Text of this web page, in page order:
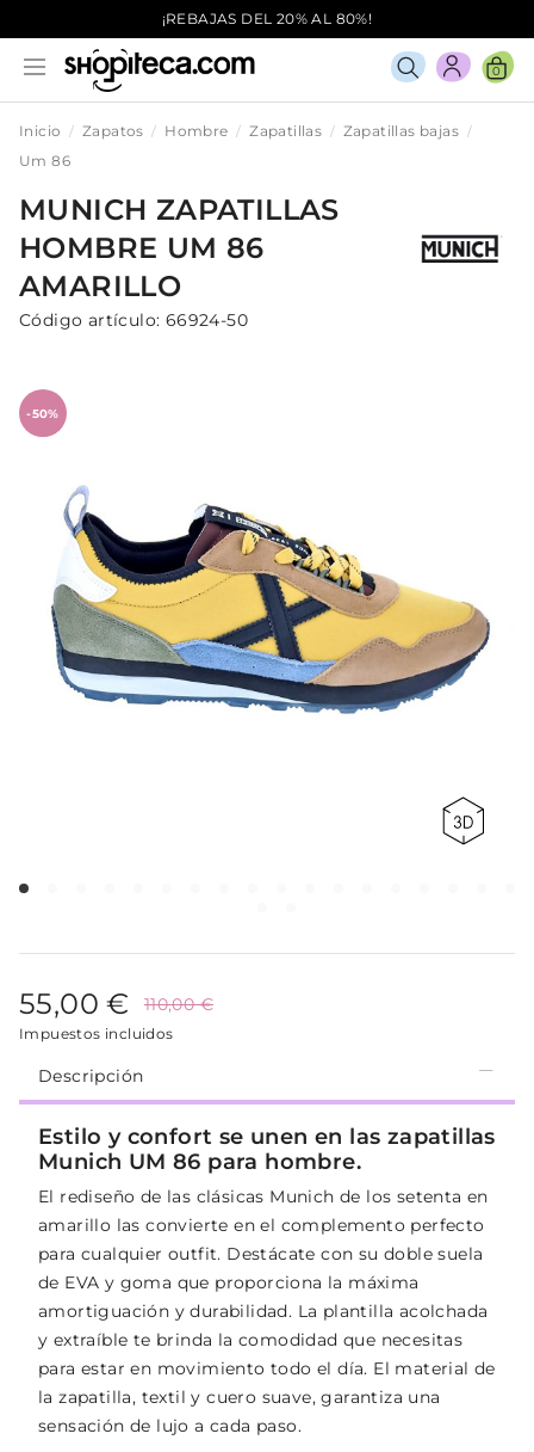
¡REBAJAS DEL 20% AL 80%!
0
Inicio Zapatos Hombre Zapatillas
Zapatillas bajas
Um 86
MUNICH ZAPATILLAS
HOMBRE UM 86
AMARILLO
Código artículo: 66924-50
-50%
55,00 € 110,00 €
Impuestos incluidos
Descripción
Estilo y confort se unen en las zapatillas
Munich UM 86 para hombre.
El rediseño de las clásicas Munich de los setenta en
amarillo las convierte en el complemento perfecto
para cualquier outfit. Destácate con su doble suela
de EVA y goma que proporciona la máxima
amortiguación y durabilidad. La plantilla acolchada
y extraíble te brinda la comodidad que necesitas
para estar en movimiento todo el día. El material de
la zapatilla, textil y cuero suave, garantiza una
sensación de lujo a cada paso.